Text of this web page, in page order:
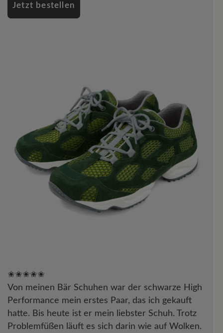
Jetzt bestellen
✬✬✬✬✬
Von meinen Bär Schuhen war der schwarze High
Performance mein erstes Paar, das ich gekauft
hatte. Bis heute ist er mein liebster Schuh. Trotz
Problemfüßen läuft es sich darin wie auf Wolken.